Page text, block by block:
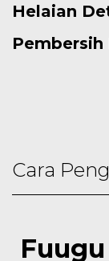
Helaian
Cara